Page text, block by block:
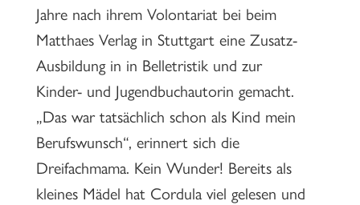
Jahre nach ihrem Volontariat bei beim
Matthaes Verlag in Stuttgart eine Zusatz-
Ausbildung in in Belletristik und zur
Kinder- und Jugendbuchautorin gemacht.
„Das war tatsächlich schon als Kind mein
Berufswunsch“, erinnert sich die
Dreifachmama. Kein Wunder! Bereits als
kleines Mädel hat Cordula viel gelesen und